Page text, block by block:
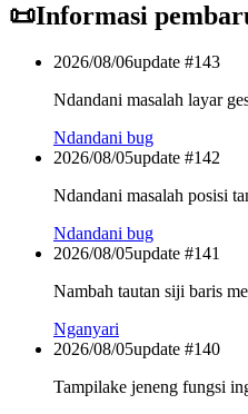
📜Informasi
2026/08/06update #143
Ndandani masalah layar
Ndandani bug
2026/08/05update #142
Ndandani masalah posisi
Ndandani bug
2026/08/05update #141
Nambah tautan siji baris
Nganyari
2026/08/05update #140
Tampilake jeneng fungsi